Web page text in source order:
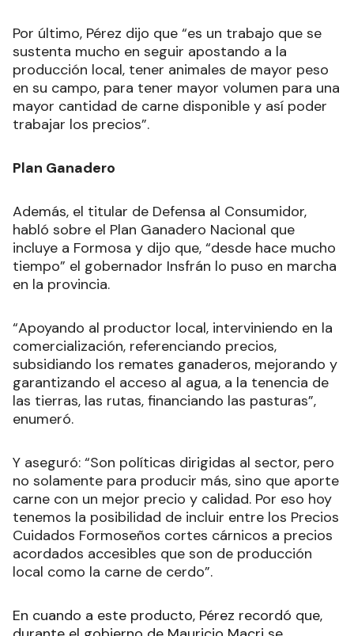
Por último, Pérez dijo que “es un trabajo que se
sustenta mucho en seguir apostando a la
producción local, tener animales de mayor peso
en su campo, para tener mayor volumen para una
mayor cantidad de carne disponible y así poder
trabajar los precios”.
Plan Ganadero
Además, el titular de Defensa al Consumidor,
habló sobre el Plan Ganadero Nacional que
incluye a Formosa y dijo que, “desde hace mucho
tiempo” el gobernador Insfrán lo puso en marcha
en la provincia.
“Apoyando al productor local, interviniendo en la
comercialización, referenciando precios,
subsidiando los remates ganaderos, mejorando y
garantizando el acceso al agua, a la tenencia de
las tierras, las rutas, financiando las pasturas”,
enumeró.
Y aseguró: “Son políticas dirigidas al sector, pero
no solamente para producir más, sino que aporte
carne con un mejor precio y calidad. Por eso hoy
tenemos la posibilidad de incluir entre los Precios
Cuidados Formoseños cortes cárnicos a precios
acordados accesibles que son de producción
local como la carne de cerdo”.
En cuando a este producto, Pérez recordó que,